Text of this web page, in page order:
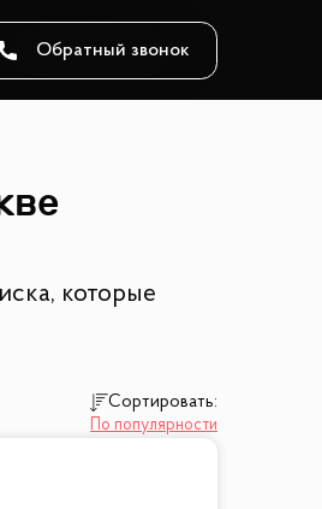
Обратный звонок
которые
Сортировать:
По популярности